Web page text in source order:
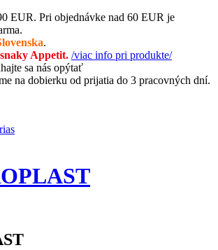
EUR. Pri objednávke nad 60 EUR je
.
Appetit. /viac info pri produkte/
sa nás opýtať
na dobierku od prijatia do 3 pracovných dní.